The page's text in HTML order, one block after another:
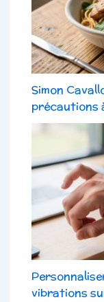
Simon
précautions
vibrations